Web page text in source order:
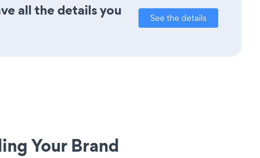
all the details you
See the details
Your Brand